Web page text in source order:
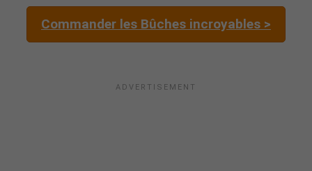
Commander les Bûches incroyables >